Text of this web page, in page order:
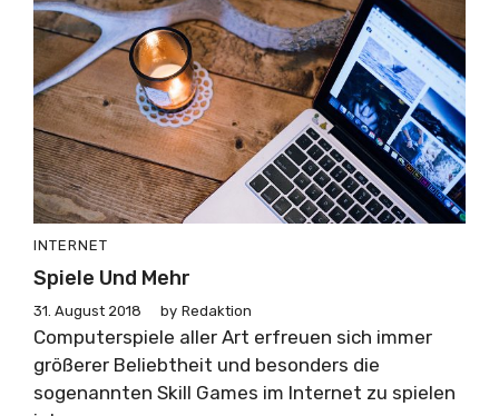
INTERNET
Spiele Und Mehr
31. August 2018 by Redaktion
Computerspiele aller Art erfreuen sich immer
größerer Beliebtheit und besonders die
sogenannten Skill Games im Internet zu spielen